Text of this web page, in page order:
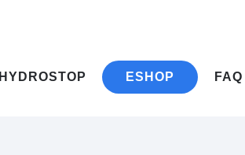
HYDROSTOP ESHOP FAQ